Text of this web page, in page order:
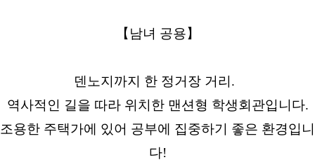
【남녀 공용】
덴노지까지 한 정거장 거리.
역사적인 길을 따라 위치한 맨션형 학생회관입니다.
조용한 주택가에 있어 공부에 집중하기 좋은 환경입니
다!